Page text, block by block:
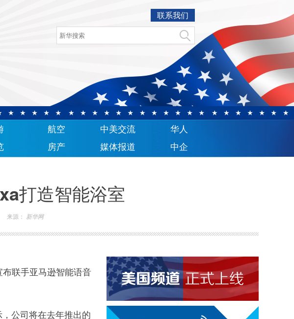
联系我们
航空 中美交流
华人
房产 媒体报道 中企
打造智能浴室
来源： 新华网
联手亚马逊智能语音
公司将在去年推出的